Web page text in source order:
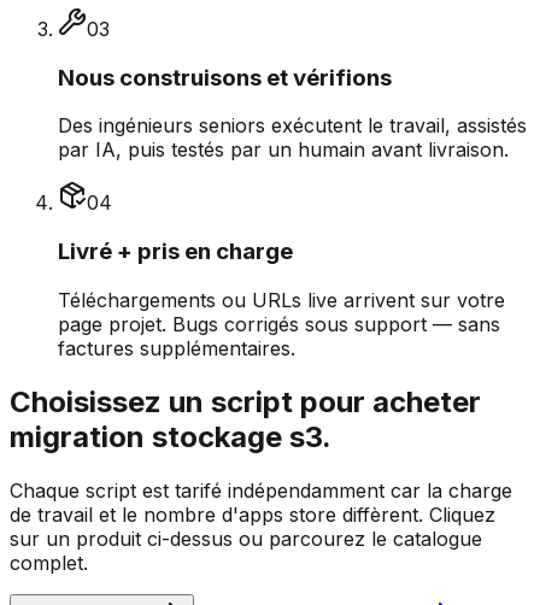
03
Nous construisons et vérifions
Des ingénieurs seniors exécutent le travail, assistés
par IA, puis testés par un humain avant livraison.
04
Livré + pris en charge
Téléchargements ou URLs live arrivent sur votre
page projet. Bugs corrigés sous support — sans
factures supplémentaires.
Choisissez un script pour acheter
migration stockage s3.
Chaque script est tarifé indépendamment car la charge
de travail et le nombre d'apps store diffèrent. Cliquez
sur un produit ci-dessus ou parcourez le catalogue
complet.